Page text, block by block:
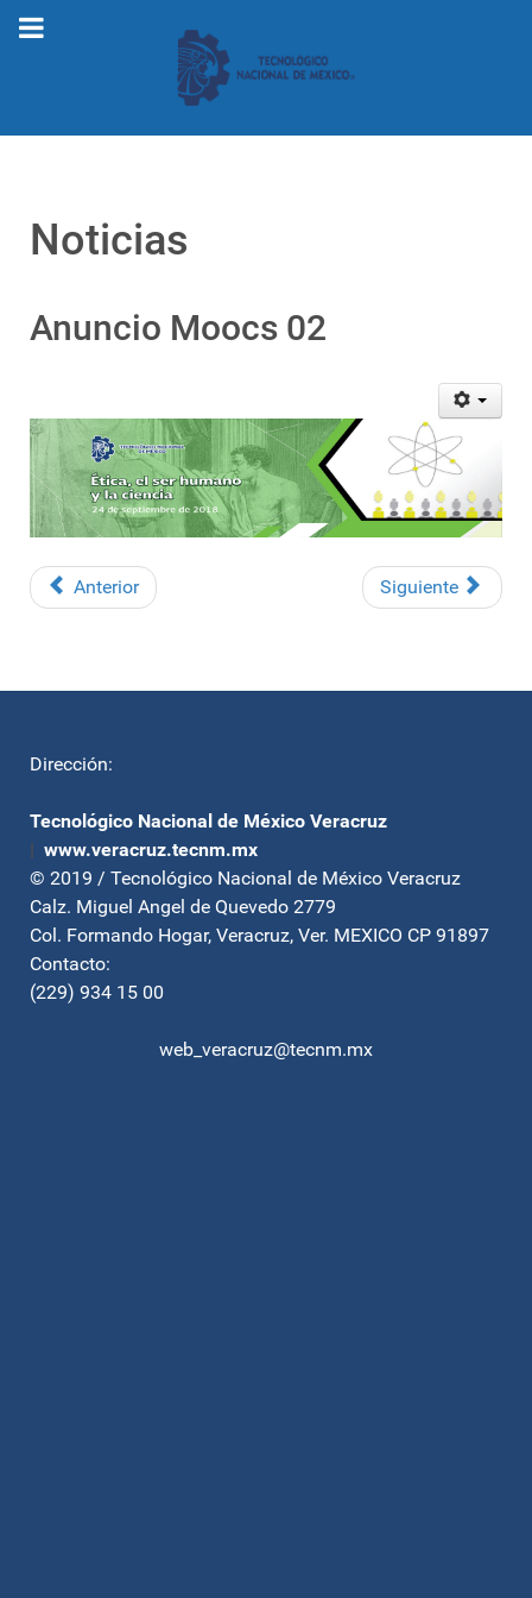
Noticias
Anuncio Moocs 02
Anterior Siguiente
Dirección:
Tecnológico Nacional de México Veracruz
| www.veracruz.tecnm.mx
© 2019 / Tecnológico Nacional de México Veracruz
Calz. Miguel Angel de Quevedo 2779
Col. Formando Hogar, Veracruz, Ver. MEXICO CP 91897
Contacto:
(229) 934 15 00
web_veracruz@tecnm.mx